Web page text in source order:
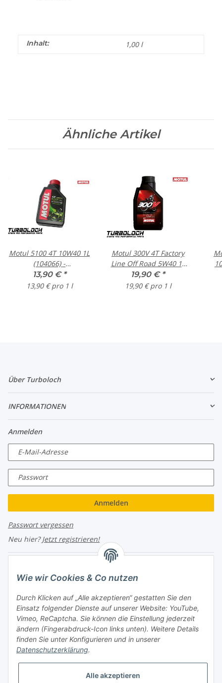
Inhalt: 1,00 l
Ähnliche Artikel
Motul 5100 4T 10W40 1L
(104066) -
technosysthetisches
Motorrad Motoröl auf
13,90 € *
13,90 € pro 1 l
Motul 300V 4T Factory
Line Off Road 5W40 1L
(104134) - synthetisches
Motorrad Motoröl
19,90 € *
19,90 € pro 1 l
Über Turboloch
INFORMATIONEN
Anmelden
E-Mail-Adresse
Passwort
Anmelden
Passwort vergessen
Neu hier?Jetzt registrieren!
Hauptplatz 4
2870 Aspang
eMail: info@turboloch.at
Tel: +43 (0)660/1314150
Di - Fr 9-17 Uhr / Fr 9-12 Uhr
Wie wir Cookies & Co nutzen
Durch Klicken auf „Alle akzeptieren“ gestatten Sie den
Einsatz folgender Dienste auf unserer Website: YouTube,
Vimeo, ReCaptcha. Sie können die Einstellung jederzeit
ändern (Fingerabdruck-Icon links unten). Weitere Details
finden Sie unterKonfigurieren und in unserer
Datenschutzerklärung.
Alle akzeptieren